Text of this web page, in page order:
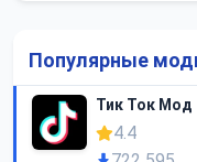
Популярные
Тик Ток Мод
4.4